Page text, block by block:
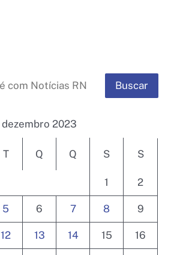
Buscar
dezembro 2023
T Q Q S S
1 2
5 6 7 8 9
12 13 14 15 16